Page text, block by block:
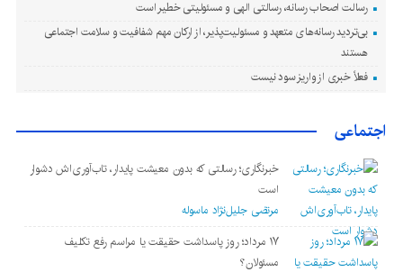
رسالت اصحاب رسانه، رسالتی الهی و مسئولیتی خطیر است
بی‌تردید رسانه‌های متعهد و مسئولیت‌پذیر، از ارکان مهم شفافیت و سلامت اجتماعی
هستند
فعلاً خبری از واریز سود نیست
اجتماعی
خبرنگاری؛ رسالتی که بدون معیشت پایدار، تاب‌آوری‌اش دشوار
است
مرتضی جلیل‌نژاد ماسوله
۱۷ مرداد؛ روز پاسداشت حقیقت یا مراسم رفع تکلیف
مسئولان؟